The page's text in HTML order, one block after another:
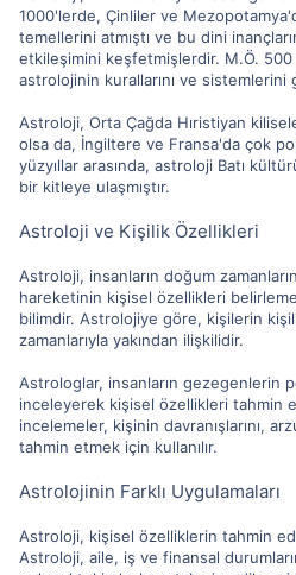
1000'lerde, Çinliler ve
temellerini atmıştı ve bu dini
etkileşimini keşfetmişlerdir. M.Ö. 500
astrolojinin kurallarını ve sistemlerini
Astroloji, Orta Çağda Hıristiyan
olsa da, İngiltere ve Fransa'da çok
yüzyıllar arasında, astroloji Batı
bir kitleye ulaşmıştır.
Astroloji ve Kişilik Özellikleri
Astroloji, insanların doğum
hareketinin kişisel özellikleri
bilimdir. Astrolojiye göre, kişilerin
zamanlarıyla yakından ilişkilidir.
Astrologlar, insanların gezegenlerin
inceleyerek kişisel özellikleri tahmin
incelemeler, kişinin davranışlarını,
tahmin etmek için kullanılır.
Astrolojinin Farklı Uygulamaları
Astroloji, kişisel özelliklerin tahmin
Astroloji, aile, iş ve finansal